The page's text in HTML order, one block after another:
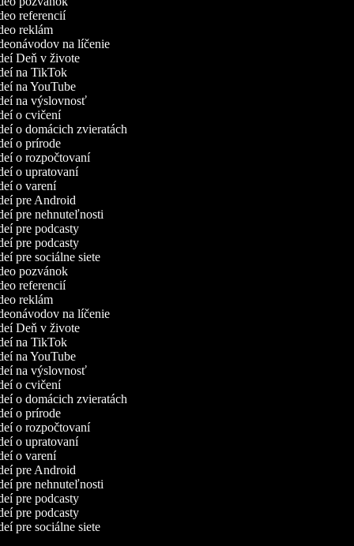
referencií
reklám
na líčenie
Deň v živote
na TikTok
na YouTube
na výslovnosť
o cvičení
o domácich zvieratách
o prírode
o rozpočtovaní
o upratovaní
o varení
pre Android
pre nehnuteľnosti
pre podcasty
pre podcasty
pre sociálne siete
pozvánok
referencií
reklám
na líčenie
Deň v živote
na TikTok
na YouTube
na výslovnosť
o cvičení
o domácich zvieratách
o prírode
o rozpočtovaní
o upratovaní
o varení
pre Android
pre nehnuteľnosti
pre podcasty
pre podcasty
pre sociálne siete